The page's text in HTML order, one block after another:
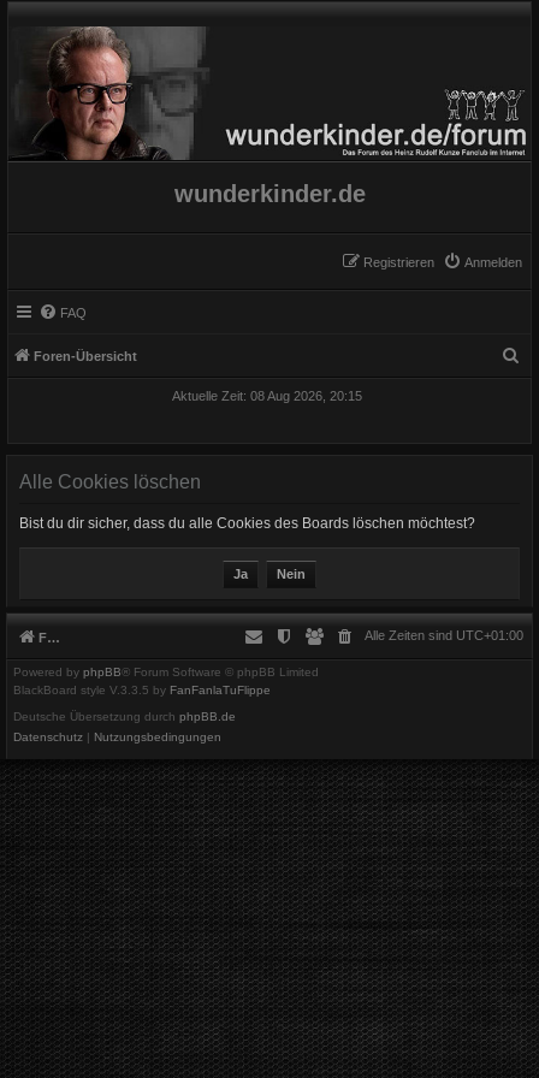
wunderkinder.de
Anmelden
Registrieren
FAQ
Foren-Übersicht
Aktuelle Zeit: 08 Aug 2026, 20:15
Alle Cookies löschen
Bist du dir sicher, dass du alle Cookies des Boards löschen möchtest?
Foren-Übersicht Alle Zeiten sind UTC+01:00
Powered by phpBB® Forum Software © phpBB Limited
BlackBoard style V.3.3.5 by FanFanlaTuFlippe
Deutsche Übersetzung durch phpBB.de
Datenschutz
Nutzungsbedingungen